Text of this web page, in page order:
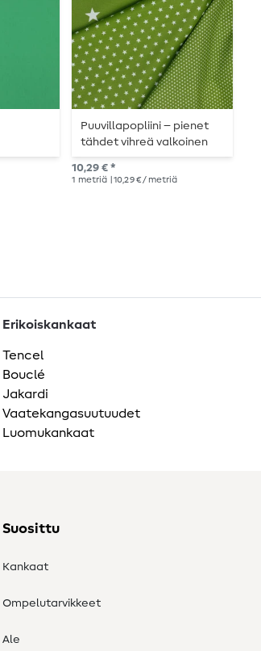
Puuvillapopliini – pienet
tähdet vihreä valkoinen
10,29 € *
1 metriä | 10,29 € / metriä
Erikoiskankaat
Tencel
Bouclé
Jakardi
Vaatekangasuutuudet
Luomukankaat
Suosittu
Kankaat
Ompelutarvikkeet
Ale